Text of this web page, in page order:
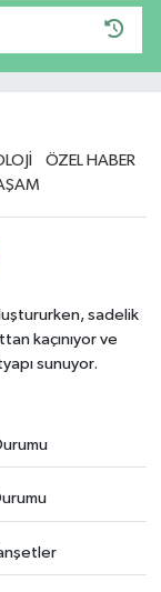
ÖZEL HABER
sadelik
kaçınıyor ve
sunuyor.